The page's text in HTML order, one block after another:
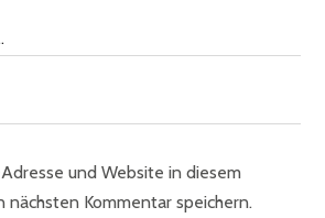
und Website in diesem
nächsten Kommentar speichern.